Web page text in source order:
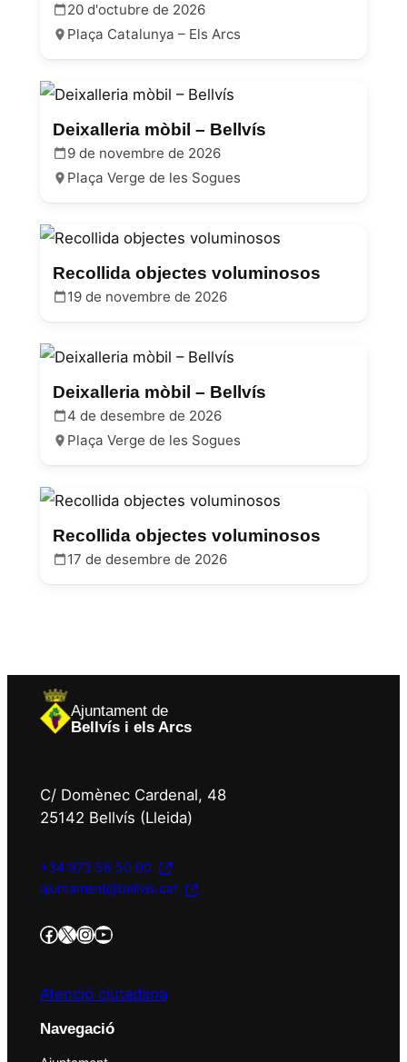
20 d'octubre de 2026
Plaça Catalunya – Els Arcs
Deixalleria mòbil – Bellvís
9 de novembre de 2026
Plaça Verge de les Sogues
Recollida objectes voluminosos
19 de novembre de 2026
Deixalleria mòbil – Bellvís
4 de desembre de 2026
Plaça Verge de les Sogues
Recollida objectes voluminosos
17 de desembre de 2026
Ajuntament de
Bellvís i els Arcs
C/ Domènec Cardenal, 48
25142 Bellvís (Lleida)
+34 973 56 50 00
ajuntament@bellvis.cat
https://www.facebook.com/AjBellvisArcs/?locale=es_ES Twitter/X InstagramYouTube
Atenció ciutadana
Navegació